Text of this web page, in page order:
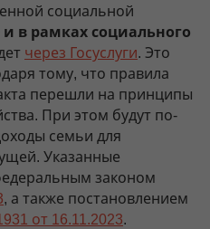
социальной
в рамках социального
через Госуслуги. Это
тому, что правила
перешли на принципы
При этом будут по-
семьи для
Указанные
законом
, а также постановлением
от 16.11.2023.